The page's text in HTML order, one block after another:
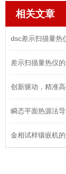
相关文章
dsc差示扫描量热
差示扫描量热仪
创新驱动，精准
瞬态平面热源法
金相试样镶嵌机